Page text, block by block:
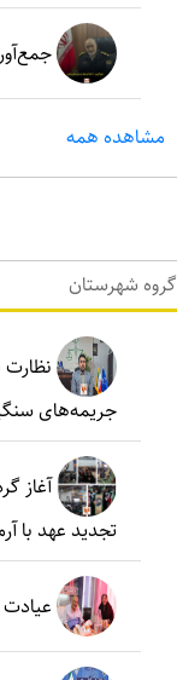
جمع‌آوری ۱۰۰ تبعه غیرمجاز در
مشاهده همه
گروه شهرستان
جریمه‌های
آغاز
تجدید عهد با